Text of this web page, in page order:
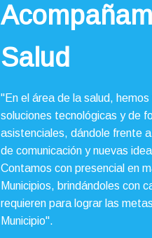
Salud
"En el área de la salud,
soluciones tecnológicas y de
asistenciales, dándole frente
de comunicación y nuevas
Contamos con presencial en
Municipios, brindándoles con
requieren para lograr las
Municipio".